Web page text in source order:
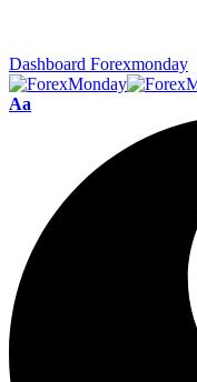
Dashboard Forexmonday
Aa